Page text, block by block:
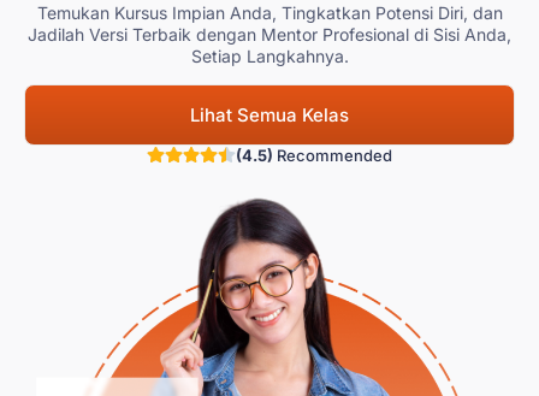
Temukan Kursus Impian Anda, Tingkatkan Potensi Diri, dan
Jadilah Versi Terbaik dengan Mentor Profesional di Sisi Anda,
Setiap Langkahnya.
Lihat Semua Kelas
(4.5) Recommended